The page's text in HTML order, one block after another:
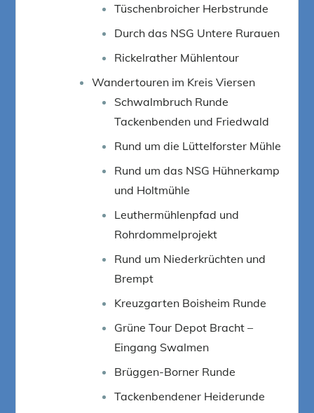
Tüschenbroicher Herbstrunde
Durch das NSG Untere Rurauen
Rickelrather Mühlentour
Wandertouren im Kreis Viersen
Schwalmbruch Runde
Tackenbenden und Friedwald
Rund um die Lüttelforster Mühle
Rund um das NSG Hühnerkamp
und Holtmühle
Leuthermühlenpfad und
Rohrdommelprojekt
Rund um Niederkrüchten und
Brempt
Kreuzgarten Boisheim Runde
Grüne Tour Depot Bracht –
Eingang Swalmen
Brüggen-Borner Runde
Tackenbendener Heiderunde